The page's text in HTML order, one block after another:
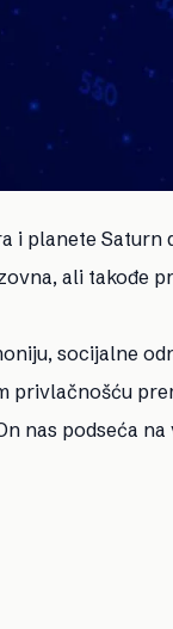
i planete
ali takođe
socijalne
privlačnošću
nas podseća